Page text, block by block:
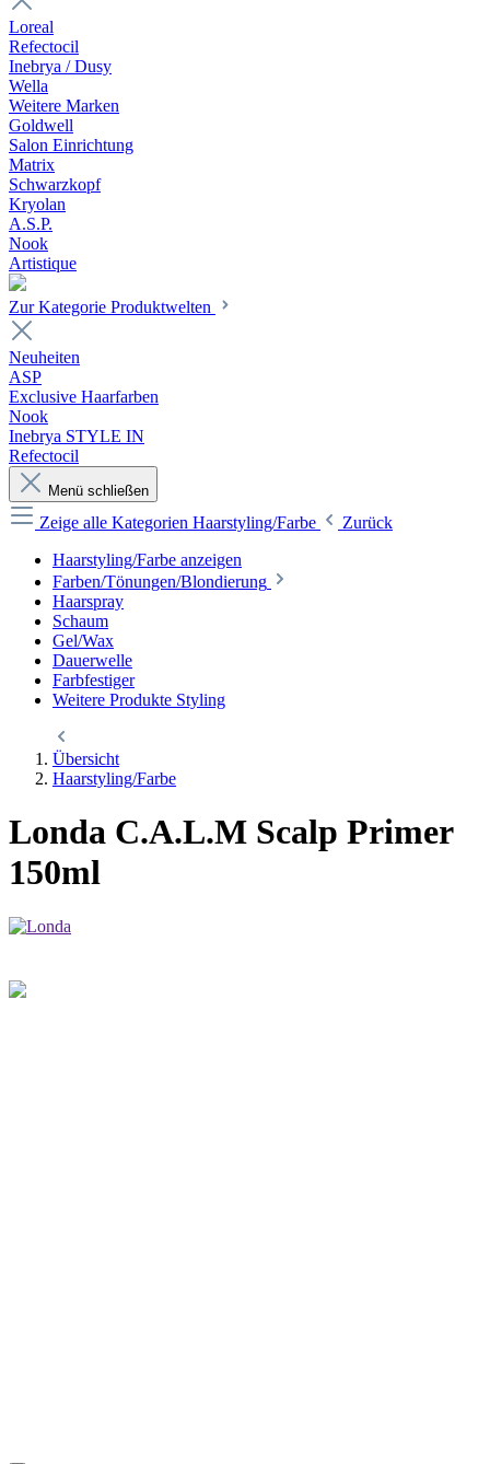
Loreal
Refectocil
Inebrya / Dusy
Wella
Weitere Marken
Goldwell
Salon Einrichtung
Matrix
Schwarzkopf
Kryolan
A.S.P.
Nook
Artistique
Zur Kategorie Produktwelten
Neuheiten
ASP
Exclusive Haarfarben
Nook
Inebrya STYLE IN
Refectocil
Menü schließen
Zeige alle Kategorien Haarstyling/Farbe
Zurück
Haarstyling/Farbe anzeigen
Farben/Tönungen/Blondierung
Haarspray
Schaum
Gel/Wax
Dauerwelle
Farbfestiger
Weitere Produkte Styling
Übersicht
Haarstyling/Farbe
Londa C.A.L.M Scalp Primer
150ml